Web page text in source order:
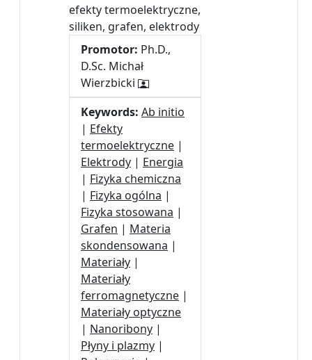
efekty termoelektryczne,
siliken, grafen, elektrody
Promotor: Ph.D.,
D.Sc. Michał
Wierzbicki
Keywords: Ab initio
| Efekty
termoelektryczne |
Elektrody | Energia
| Fizyka chemiczna
| Fizyka ogólna |
Fizyka stosowana |
Grafen | Materia
skondensowana |
Materiały |
Materiały
ferromagnetyczne |
Materiały optyczne
| Nanoribony |
Płyny i plazmy |